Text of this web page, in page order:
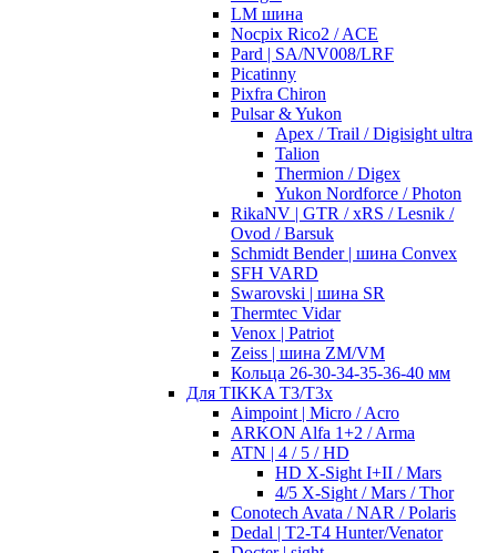
LM шина
Nocpix Rico2 / ACE
Pard | SA/NV008/LRF
Picatinny
Pixfra Chiron
Pulsar & Yukon
Apex / Trail / Digisight ultra
Talion
Thermion / Digex
Yukon Nordforce / Photon
RikaNV | GTR / xRS / Lesnik /
Ovod / Barsuk
Schmidt Bender | шина Convex
SFH VARD
Swarovski | шина SR
Thermtec Vidar
Venox | Patriot
Zeiss | шина ZM/VM
Кольца 26-30-34-35-36-40 мм
Для TIKKA T3/T3x
Aimpoint | Micro / Acro
ARKON Alfa 1+2 / Arma
ATN | 4 / 5 / HD
HD X-Sight I+II / Mars
4/5 X-Sight / Mars / Thor
Conotech Avata / NAR / Polaris
Dedal | T2-T4 Hunter/Venator